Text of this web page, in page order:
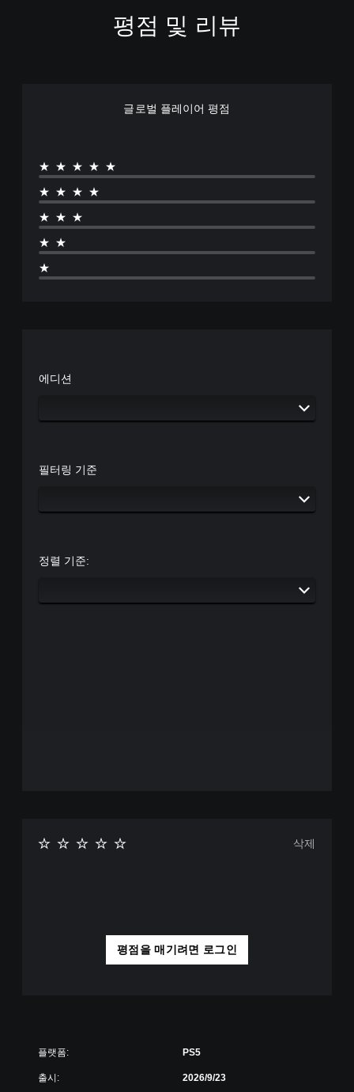
평점 및 리뷰
글로벌 플레이어 평점
★★★★★
★★★★
★★★
★★
★
에디션
필터링 기준
정렬 기준:
평점을 매기려면 로그인
삭제
플랫폼: PS5
출시: 2026/9/23